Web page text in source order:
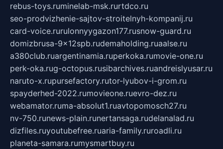
rebus-toys.ruminelab-msk.rurtdco.ru
seo-prodvizhenie-sajtov-stroitelnyh-kompanij.ru
card-voice.rurulonnyygazon177.rusnow-guard.ru
domizbrusa-9x12spb.rudemaholding.ruaalse.ru
a380club.ruargentinamia.ruperkoka.rumovie-one.ru
perk-oka.rug-octopus.rusibarchives.ruandreislyusar.ru
naruto-x.rupursefactory.rutor-lyubov-i-grom.ru
spayderhed-2022.rumovieone.ruevro-dez.ru
webamator.ruma-absolut1.ruavtopomosch27.ru
nv-750.runews-plain.runertansaga.rudelanalad.ru
dizfiles.ruyoutubefree.ruaria-family.ruroadli.ru
planeta-samara.rumysmartbuy.ru